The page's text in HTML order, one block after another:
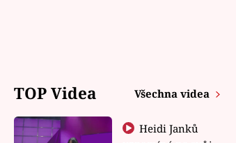
TOP Videa Všechna videa
Heidi Janků